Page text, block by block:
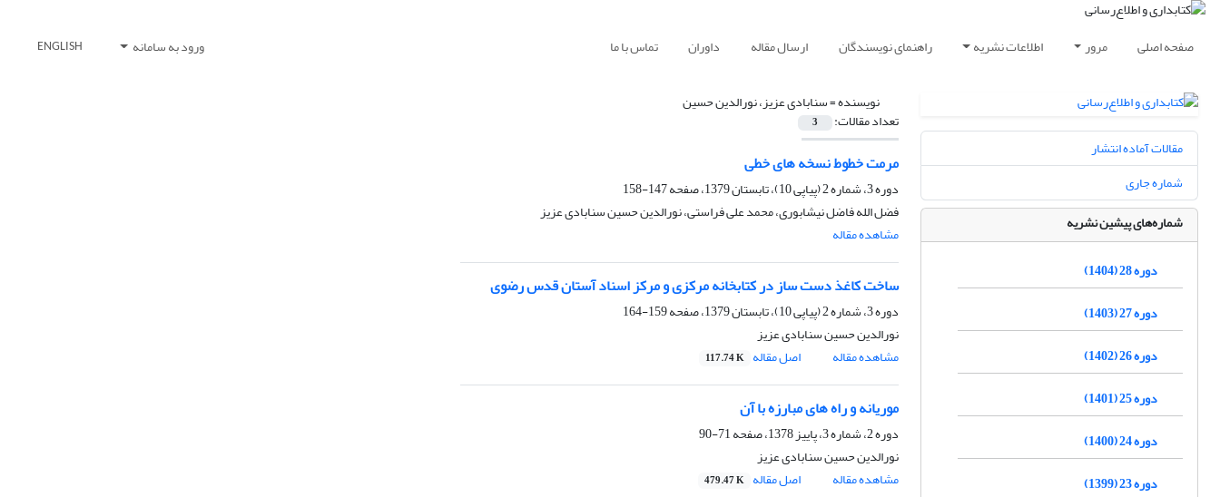
صفحه اصلی مرور اطلاعات نشریه راهنمای نویسندگان ارسال مقاله داوران تماس با ما ورود به سامانه ENGLISH
نویسنده =سنابادی عزیز، نورالدین حسین
تعداد مقالات: 3
مرمت خطوط نسخه های خطی
دوره 3، شماره 2 (پیاپی 10)، تابستان 1379، صفحه
147-158
فضل الله فاضل نیشابوری، محمد علی فراستی، نورالدین حسین سنابادی عزیز
مشاهده مقاله
ساخت کاغذ دست ساز در کتابخانه مرکزی و مرکز اسناد آستان قدس رضوی
دوره 3، شماره 2 (پیاپی 10)، تابستان 1379، صفحه
159-164
نورالدین حسین سنابادی عزیز
مشاهده مقاله
اصل مقاله 117.74 K
موریانه و راه های مبارزه با آن
دوره 2، شماره 3، پاییز 1378، صفحه
71-90
نورالدین حسین سنابادی عزیز
مشاهده مقاله
اصل مقاله 479.47 K
مقالات آماده انتشار
شماره جاری
شماره‌های پیشین نشریه
دوره 28 (1404)
دوره 27 (1403)
دوره 26 (1402)
دوره 25 (1401)
دوره 24 (1400)
دوره 23 (1399)